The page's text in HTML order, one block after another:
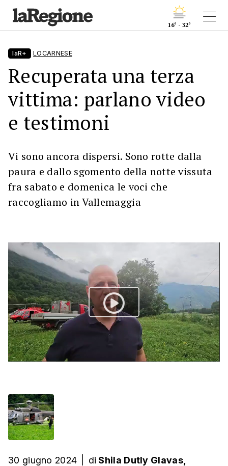
16° - 32°
laR+ LOCARNESE
Recuperata una terza
vittima: parlano video
e testimoni
Vi sono ancora dispersi. Sono rotte dalla
paura e dallo sgomento della notte vissuta
fra sabato e domenica le voci che
raccogliamo in Vallemaggia
30 giugno 2024 di Shila Dutly Glavas,